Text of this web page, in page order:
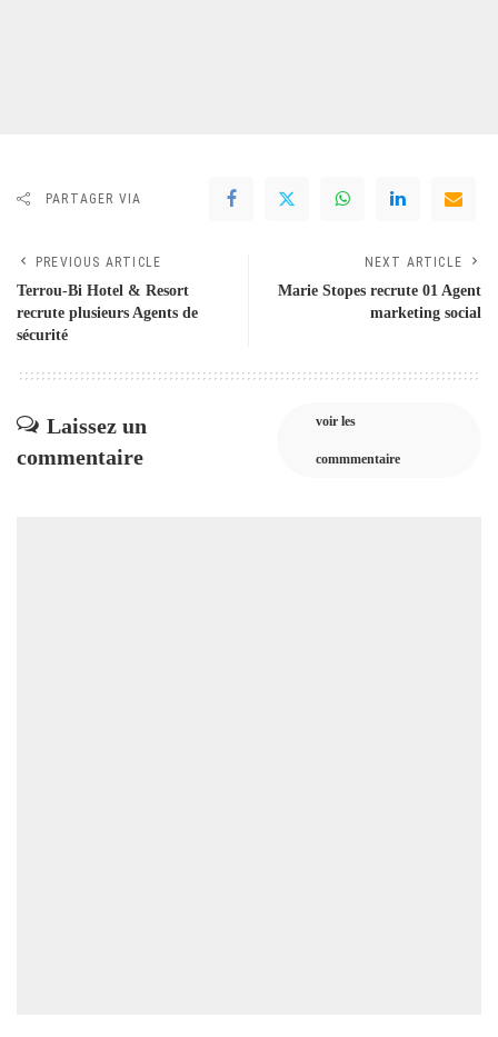
PARTAGER VIA
PREVIOUS ARTICLE
Terrou-Bi Hotel & Resort
recrute plusieurs Agents de
sécurité
NEXT ARTICLE
Marie Stopes recrute 01 Agent
marketing social
Laissez un
commentaire
voir les
commmentaire